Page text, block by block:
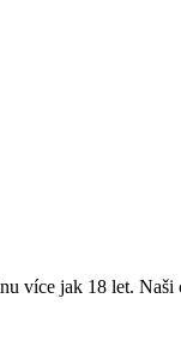
více jak 18 let. Naši